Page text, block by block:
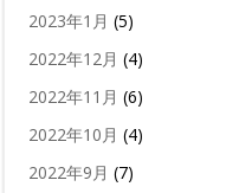
2023年1月 (5)
2022年12月 (4)
2022年11月 (6)
2022年10月 (4)
2022年9月 (7)